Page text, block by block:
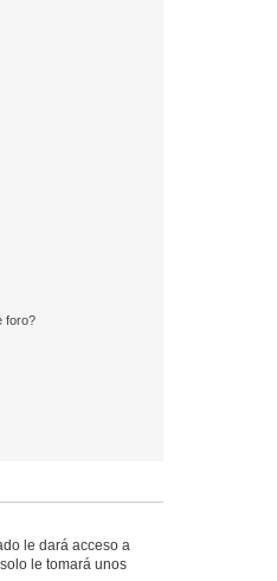
foro?
le dará acceso a
le tomará unos